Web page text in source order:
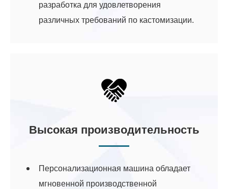
разработка для удовлетворения
различных требований по кастомизации.
Высокая производительность
Персонализационная машина обладает
мгновенной производственной